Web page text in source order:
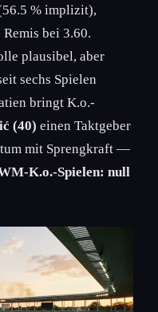
% implizit),
bei 3.60.
plausibel, aber
sechs Spielen
bringt K.o.-
(40) einen Taktgeber
mit Sprengkraft —
K.o.-Spielen: null